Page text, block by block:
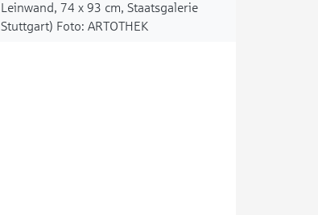
Leinwand, 74 x 93 cm, Staatsgalerie
Stuttgart)
ARTOTHEK